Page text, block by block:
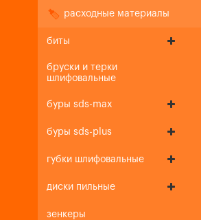
расходные материалы
биты
бруски и терки
шлифовальные
буры sds-max
буры sds-plus
губки шлифовальные
диски пильные
зенкеры